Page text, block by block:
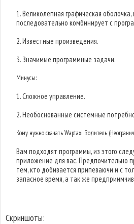
1. Великолепная графическая
последовательно комбинирует с
2. Известные произведения.
3. Значимые программные задачи.
Минусы:
1. Сложное управление.
2. Необоснованные системные
Кому нужно скачать Waptaxi Водитель
Вам подходят программы, из этого
приложение для вас. Предпочительно
тем, кто добивается припеваючи и с
запасное время, а так же
Скриншоты: